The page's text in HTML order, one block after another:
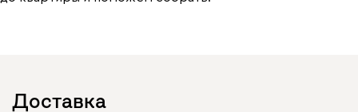
Доставка